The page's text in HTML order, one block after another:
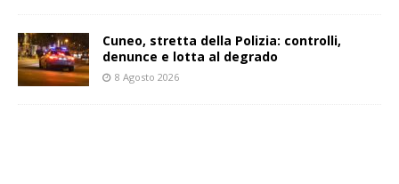
Cuneo, stretta della Polizia: controlli,
denunce e lotta al degrado
8 Agosto 2026